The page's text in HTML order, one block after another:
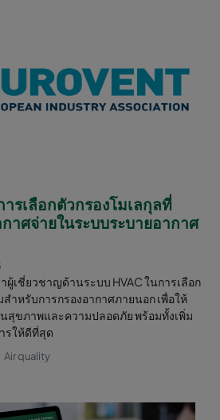
รเลือกตัวกรองโมเลกุลที่
าศจ่ายในระบบระบายอากาศ
เชี่ยวชาญด้านระบบ HVAC ในการเลือก
ำหรับการกรองอากาศภายนอก เพื่อให้
สุขภาพและความปลอดภัย พร้อมทั้งเพิ่ม
รให้ดีที่สุด
Air quality